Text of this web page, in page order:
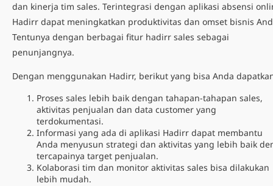
dan kinerja tim sales. Terintegrasi dengan aplikasi absensi
Hadirr dapat meningkatkan produktivitas dan omset bisnis
Tentunya dengan berbagai fitur hadirr sales sebagai
penunjangnya.
Dengan menggunakan Hadirr, berikut yang bisa Anda
Proses sales lebih baik dengan tahapan-tahapan sales,
aktivitas penjualan dan data customer yang
terdokumentasi.
Informasi yang ada di aplikasi Hadirr dapat membantu
Anda menyusun strategi dan aktivitas yang lebih baik
tercapainya target penjualan.
Kolaborasi tim dan monitor aktivitas sales bisa dilakukan
lebih mudah.